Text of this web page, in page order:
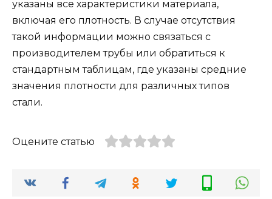
указаны все характеристики материала,
включая его плотность. В случае отсутствия
такой информации можно связаться с
производителем трубы или обратиться к
стандартным таблицам, где указаны средние
значения плотности для различных типов
стали.
Оцените статью